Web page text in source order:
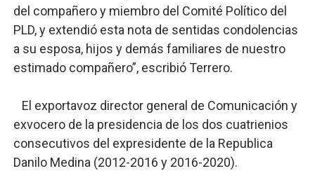
del compañero y miembro del Comité Político del
PLD, y extendió esta nota de sentidas condolencias
a su esposa, hijos y demás familiares de nuestro
estimado compañero”, escribió Terrero.
El exportavoz director general de Comunicación y
exvocero de la presidencia de los dos cuatrienios
consecutivos del expresidente de la Republica
Danilo Medina (2012-2016 y 2016-2020).